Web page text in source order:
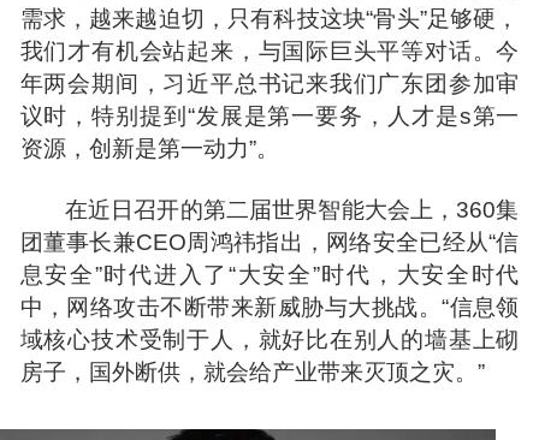
需求，越来越迫切，只有科技这块“骨头”足够硬，
我们才有机会站起来，与国际巨头平等对话。今
年两会期间，习近平总书记来我们广东团参加审
议时，特别提到“发展是第一要务，人才是s第一
资源，创新是第一动力”。
在近日召开的第二届世界智能大会上，360集
团董事长兼CEO周鸿祎指出，网络安全已经从“信
息安全”时代进入了“大安全”时代，大安全时代
中，网络攻击不断带来新威胁与大挑战。“信息领
域核心技术受制于人，就好比在别人的墙基上砌
房子，国外断供，就会给产业带来灭顶之灾。”